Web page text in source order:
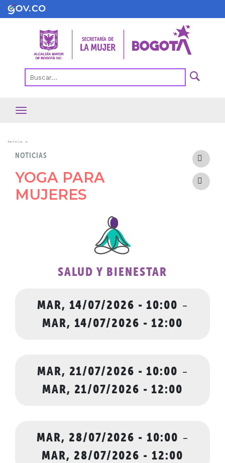
Pasar
al
Ruta
de
navegación
Inicio
NOTICIAS
YOGA PARA
MUJERES
SALUD Y BIENESTAR
MAR, 14/07/2026 - 10:00 -
MAR, 14/07/2026 - 12:00
MAR, 21/07/2026 - 10:00 -
MAR, 21/07/2026 - 12:00
MAR, 28/07/2026 - 10:00 -
MAR, 28/07/2026 - 12:00